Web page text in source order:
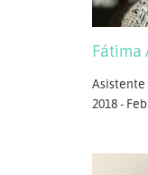
Fátima
Asistente
2018 -